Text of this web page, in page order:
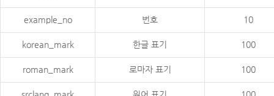
example_no 번호 10
korean_mark 한글 표기 100
roman_mark 로마자 표기 100